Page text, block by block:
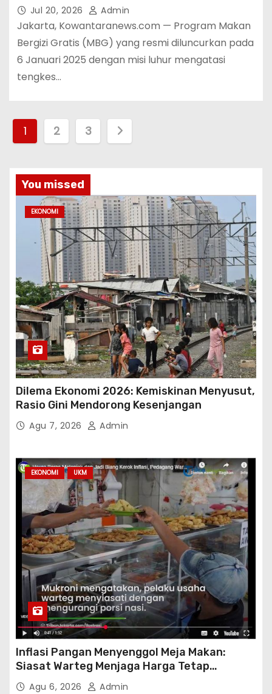
Jul 20, 2026 Admin
Jakarta, Kowantaranews.com — Program Makan
Bergizi Gratis (MBG) yang resmi diluncurkan pada
6 Januari 2025 dengan misi luhur mengatasi
tengkes…
s
p
o
s
1 2 3
You missed
EKONOMI
Dilema Ekonomi 2026: Kemiskinan Menyusut,
Rasio Gini Mendorong Kesenjangan
Agu 7, 2026 Admin
EKONOMI UKM
Inflasi Pangan Menyenggol Meja Makan:
Siasat Warteg Menjaga Harga Tetap
Terjangkau
Agu 6, 2026 Admin